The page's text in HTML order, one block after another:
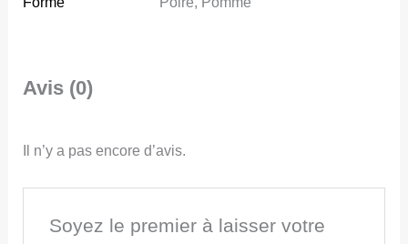
Avis (0)
Il n’y a pas encore d’avis.
Soyez le premier à laisser votre